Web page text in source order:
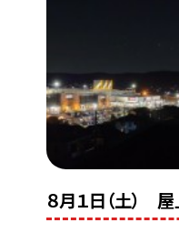
８月１日（土）